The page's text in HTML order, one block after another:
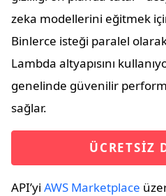
zeka modellerini eğitmek
Binlerce isteği paralel
Lambda altyapısını
genelinde güvenilir
sağlar.
ÜCRETSIZ
API’yi AWS Marketplace